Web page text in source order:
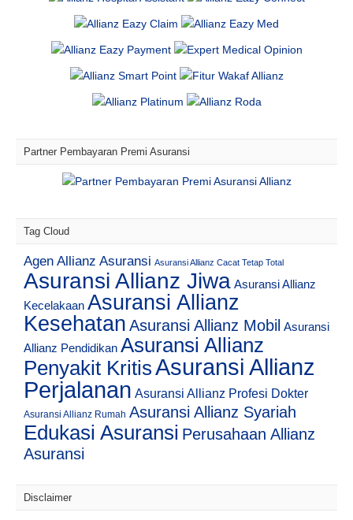
Partner Pembayaran Premi Asuransi
Tag Cloud
Agen Allianz Asuransi Asuransi Allianz Cacat Tetap Total
Asuransi Allianz Jiwa Asuransi Allianz
Kecelakaan Asuransi Allianz
Kesehatan Asuransi Allianz Mobil Asuransi
Allianz Pendidikan Asuransi Allianz
Penyakit KritisAsuransi Allianz
Perjalanan Asuransi Allianz Profesi Dokter
Asuransi Allianz Rumah Asuransi Allianz Syariah
Edukasi Asuransi Perusahaan Allianz
Asuransi
Disclaimer